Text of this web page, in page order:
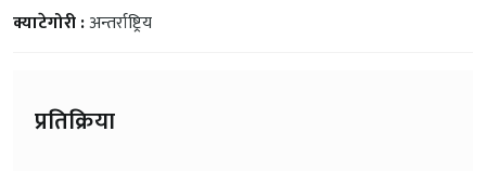
क्याटेगोरी :अन्तर्राष्ट्रिय
प्रतिक्रिया